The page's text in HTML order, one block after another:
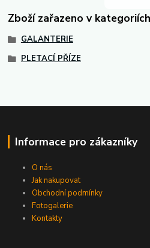
Zboží zařazeno v kategoriích
GALANTERIE
PLETACÍ PŘÍZE
Informace pro zákazníky
O nás
Jak nakupovat
Obchodní podmínky
Fotogalerie
Kontakty